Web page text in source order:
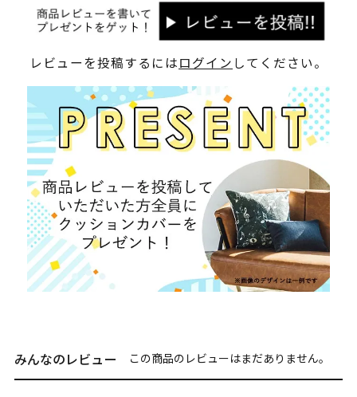
レビューを投稿するにはログイン してください。
みんなのレビュー この商品のレビューはまだありません。